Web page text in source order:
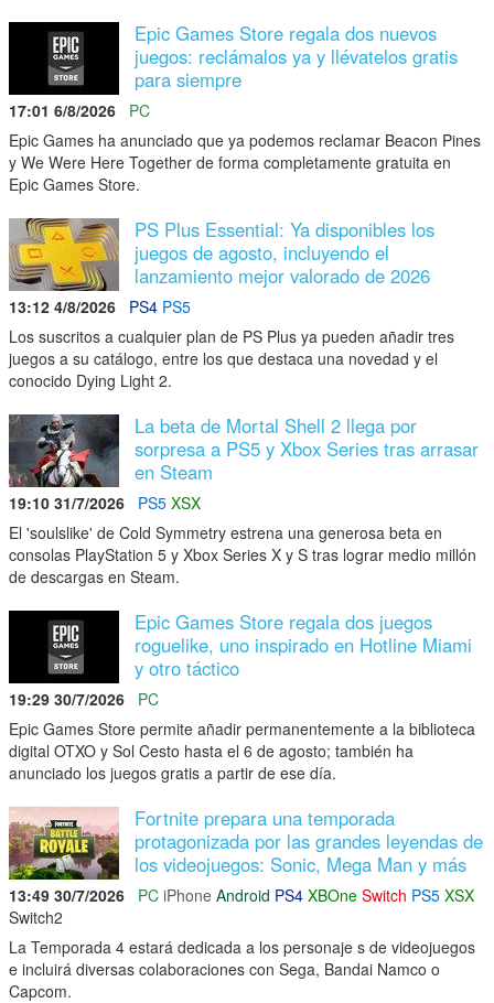
Epic Games Store regala dos nuevos
juegos: reclámalos ya y llévatelos gratis
para siempre
17:01 6/8/2026
PC
Epic Games ha anunciado que ya podemos reclamar Beacon Pines
y We Were Here Together de forma completamente gratuita en
Epic Games Store.
PS Plus Essential: Ya disponibles los
juegos de agosto, incluyendo el
lanzamiento mejor valorado de 2026
13:12 4/8/2026 PS4 PS5
Los suscritos a cualquier plan de PS Plus ya pueden añadir tres
juegos a su catálogo, entre los que destaca una novedad y el
conocido Dying Light 2.
La beta de Mortal Shell 2 llega por
sorpresa a PS5 y Xbox Series tras arrasar
en Steam
19:10 31/7/2026 PS5 XSX
El 'soulslike' de Cold Symmetry estrena una generosa beta en
consolas PlayStation 5 y Xbox Series X y S tras lograr medio millón
de descargas en Steam.
Epic Games Store regala dos juegos
roguelike, uno inspirado en Hotline Miami
y otro táctico
19:29 30/7/2026
PC
Epic Games Store permite añadir permanentemente a la biblioteca
digital OTXO y Sol Cesto hasta el 6 de agosto; también ha
anunciado los juegos gratis a partir de ese día.
Fortnite prepara una temporada
protagonizada por las grandes leyendas de
los videojuegos: Sonic, Mega Man y más
13:49 30/7/2026 PC iPhone Android PS4 XBOne Switch PS5 XSX
Switch2
La Temporada 4 estará dedicada a los personaje s de videojuegos
e incluirá diversas colaboraciones con Sega, Bandai Namco o
Capcom.